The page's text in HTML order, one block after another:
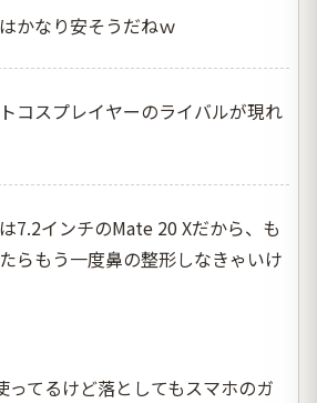
かなり安そうだねｗ
コスプレイヤーのライバルが現れ
7.2インチのMate 20 Xだから、も
らもう一度鼻の整形しなきゃいけ
ってるけど落としてもスマホのガ